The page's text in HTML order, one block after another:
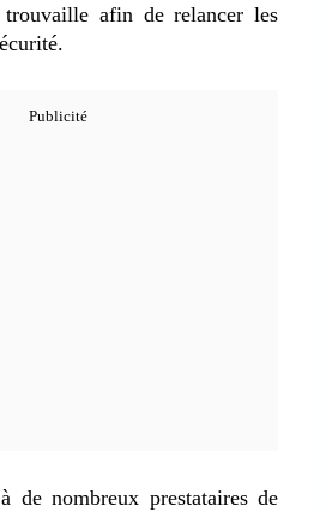
afin de relancer les
de nombreux prestataires de